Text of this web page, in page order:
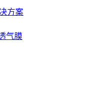
方案
气膜